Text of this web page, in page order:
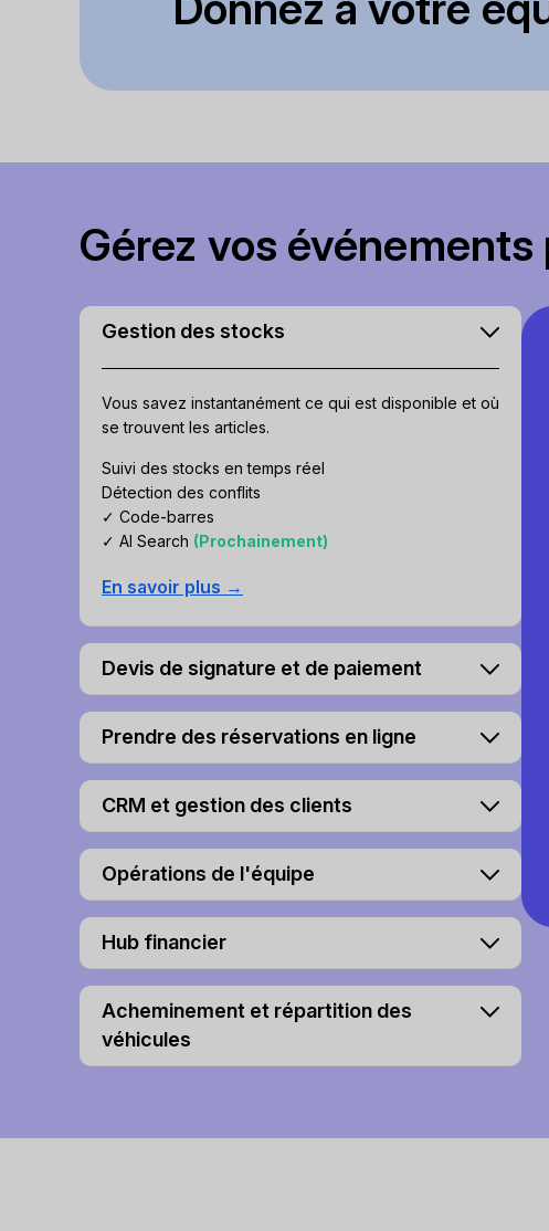
Gérez vos
Gestion des stocks
Vous savez instantanément ce qui est disponible et où
se trouvent les articles.
Suivi des stocks en temps réel
Détection des conflits
✓ Code-barres
✓ AI Search (Prochainement)
En savoir plus →
Devis de signature et de paiement
Prendre des réservations en ligne
CRM et gestion des clients
Opérations de l'équipe
Hub financier
Acheminement et répartition des
véhicules